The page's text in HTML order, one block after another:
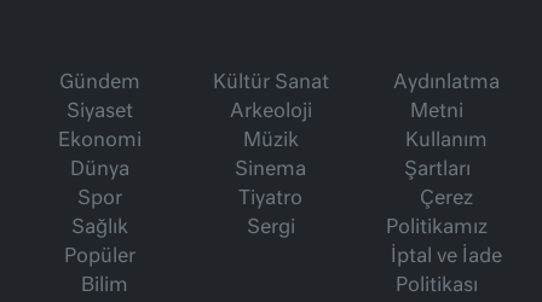
Gündem
Siyaset
Ekonomi
Dünya
Spor
Sağlık
Popüler
Bilim
Kültür Sanat
Arkeoloji
Müzik
Sinema
Tiyatro
Sergi
Aydınlatma
Metni
Kullanım
Şartları
Çerez
Politikamız
İptal ve İade
Politikası